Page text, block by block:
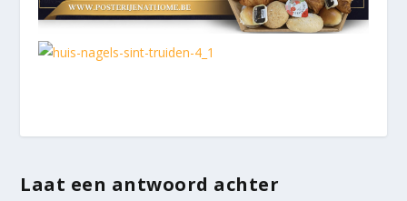
Laat een antwoord achter